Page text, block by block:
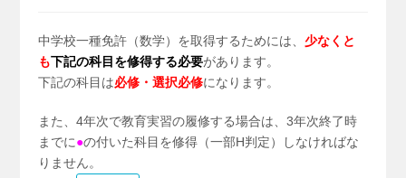
中学校一種免許（数学）を取得するためには、少なくと
も下記の科目を修得する必要があります。
下記の科目は必修・選択必修になります。
また、4年次で教育実習の履修する場合は、3年次終了時
までに●の付いた科目を修得（一部H判定）しなければな
りません。